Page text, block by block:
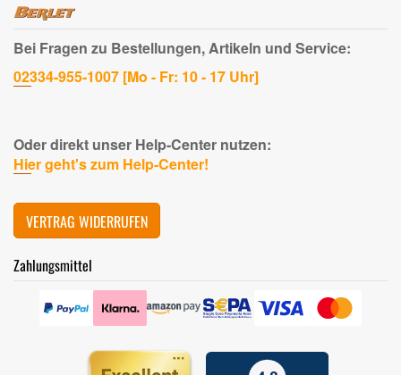
Bei Fragen zu Bestellungen, Artikeln und Service:
02334-955-1007 [Mo - Fr: 10 - 17 Uhr]
Oder direkt unser Help-Center nutzen:
Hier geht's zum Help-Center!
VERTRAG WIDERRUFEN
Zahlungsmittel